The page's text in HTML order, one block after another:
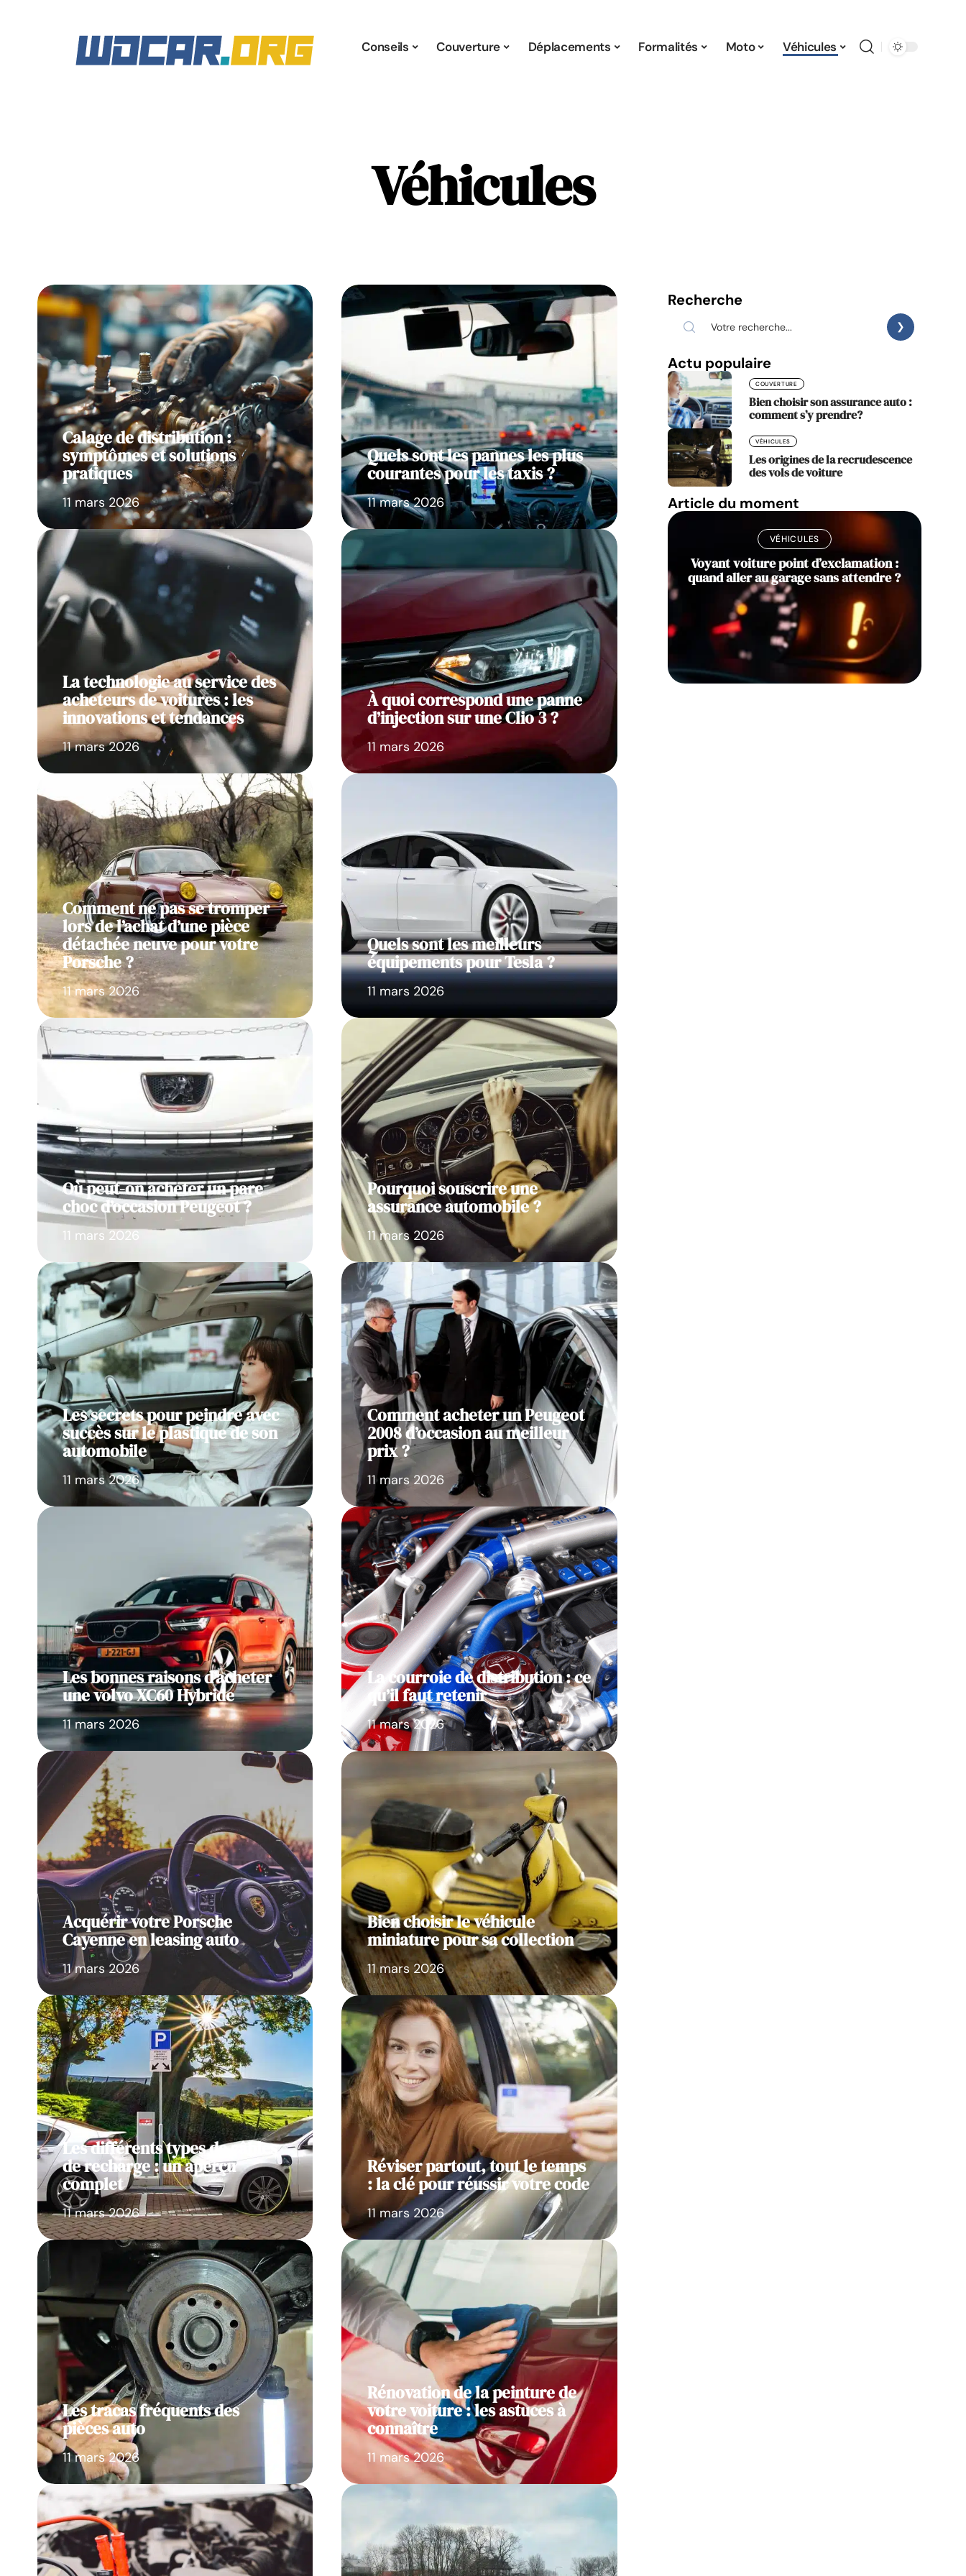
Conseils Couverture Déplacements Formalités Moto Véhicules
Véhicules
Calage de distribution :
symptômes et solutions
pratiques
11 mars 2026
Quels sont les pannes les plus
courantes pour les taxis ?
11 mars 2026
La technologie au service des
acheteurs de voitures : les
innovations et tendances
11 mars 2026
À quoi correspond une panne
d’injection sur une Clio 3 ?
11 mars 2026
Comment ne pas se tromper
lors de l’achat d’une pièce
détachée neuve pour votre
Porsche ?
11 mars 2026
Quels sont les meilleurs
équipements pour Tesla ?
11 mars 2026
Où peut-on acheter un pare
choc d’occasion Peugeot ?
11 mars 2026
Pourquoi souscrire une
assurance automobile ?
11 mars 2026
Les secrets pour peindre avec
succès sur le plastique de son
automobile
11 mars 2026
Comment acheter un Peugeot
2008 d’occasion au meilleur
prix ?
11 mars 2026
Les bonnes raisons d’acheter
une volvo XC60 Hybride
11 mars 2026
La courroie de distribution : ce
qu’il faut retenir
11 mars 2026
Acquérir votre Porsche
Cayenne en leasing auto
11 mars 2026
Bien choisir le véhicule
miniature pour sa collection
11 mars 2026
Les différents types de câbles
de recharge : un aperçu
complet
11 mars 2026
Réviser partout, tout le temps
: la clé pour réussir votre code
11 mars 2026
Les tracas fréquents des
pièces auto
11 mars 2026
Rénovation de la peinture de
votre voiture : les astuces à
connaître
11 mars 2026
Recherche
Actu populaire
COUVERTURE
Bien choisir son assurance auto :
comment s’y prendre?
VÉHICULES
Les origines de la recrudescence
des vols de voiture
Article du moment
VÉHICULES
Voyant voiture point d’exclamation :
quand aller au garage sans attendre ?